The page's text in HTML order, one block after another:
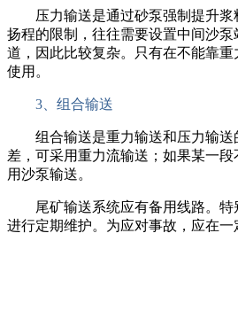
压力输送是通过砂泵强制提升
扬程的限制，往往需要设置中间沙
道，因此比较复杂。只有在不能靠
使用。
3、组合输送
组合输送是重力输送和压力输
差，可采用重力流输送；如果某一
用沙泵输送。
尾矿输送系统应有备用线路。
进行定期维护。为应对事故，应在一